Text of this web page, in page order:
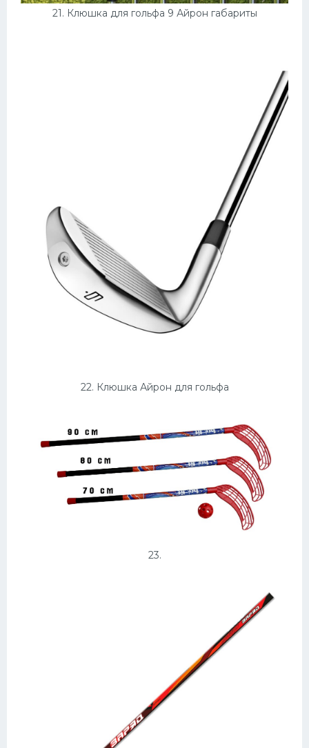
21. Клюшка для гольфа 9 Айрон габариты
22. Клюшка Айрон для гольфа
23.